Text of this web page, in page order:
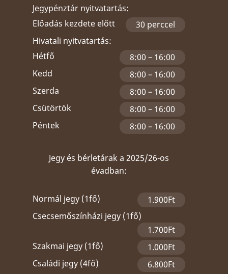
Jegypénztár nyitvatartás:
Előadás kezdete előtt
30 perccel
Hivatali nyitvatartás:
Hétfő
8:00 – 16:00
Kedd
8:00 – 16:00
Szerda
8:00 – 16:00
Csütörtök
8:00 – 16:00
Péntek
8:00 – 16:00
Jegy és bérletárak a 2025/26-os
évadban:
Normál jegy (1fő)
1.900Ft
Csecsemőszínházi jegy (1fő)
1.700Ft
Szakmai jegy (1fő)
1.000Ft
Családi jegy (4fő)
6.800Ft